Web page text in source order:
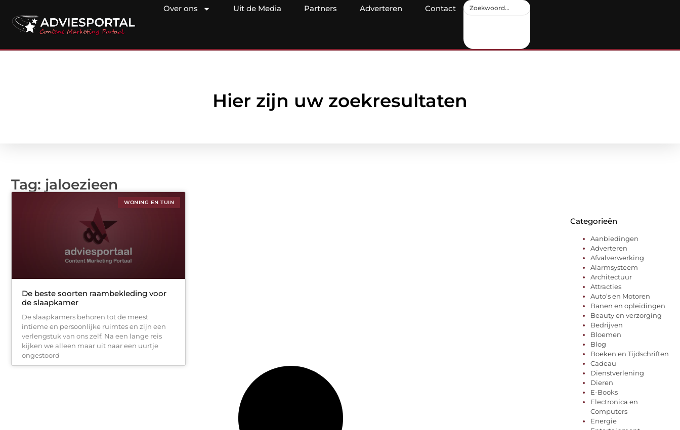
Over ons Uit de Media Partners Adverteren Contact
Hier zijn uw zoekresultaten
Tag: jaloezieen
WONING EN TUIN
De beste soorten raambekleding voor
de slaapkamer
De slaapkamers behoren tot de meest
intieme en persoonlijke ruimtes en zijn een
verlengstuk van ons zelf. Na een lange reis
kijken we alleen maar uit naar een uurtje
ongestoord
Categorieën
Aanbiedingen
Adverteren
Afvalverwerking
Alarmsysteem
Architectuur
Attracties
Auto’s en Motoren
Banen en opleidingen
Beauty en verzorging
Bedrijven
Bloemen
Blog
Boeken en Tijdschriften
Cadeau
Dienstverlening
Dieren
E-Books
Electronica en
Computers
Energie